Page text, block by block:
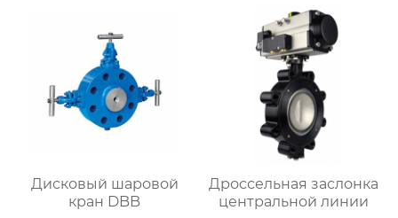
Дисковый шаровой
кран DBB
Дроссельная заслонка
центральной линии